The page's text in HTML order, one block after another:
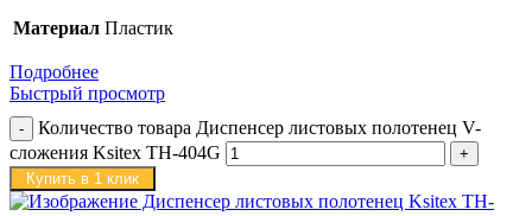
Материал Пластик
Подробнее
Быстрый просмотр
Количество товара Диспенсер листовых полотенец V-
сложения Ksitex TH-404G
Купить в 1 клик